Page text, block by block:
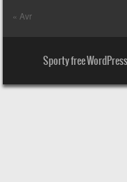
« Avr
Sporty free